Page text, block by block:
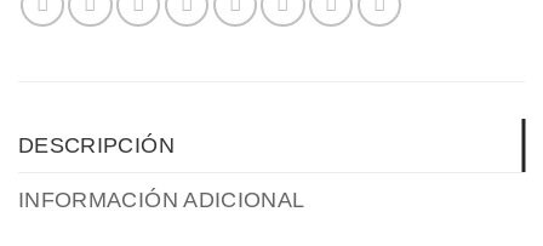
DESCRIPCIÓN
INFORMACIÓN ADICIONAL